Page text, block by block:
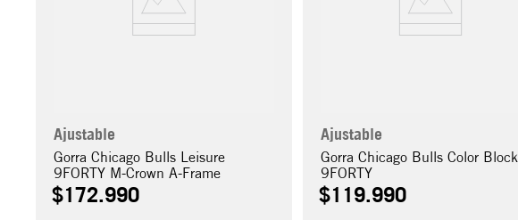
Ajustable
Gorra Chicago Bulls Leisure
9FORTY M-Crown A-Frame
$172.990
Ajustable
Gorra Chicago Bulls Color Block
9FORTY
$119.990